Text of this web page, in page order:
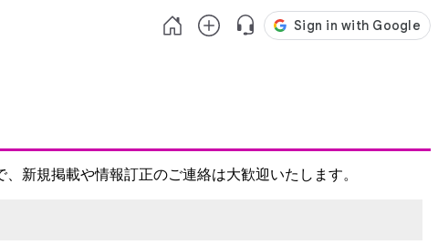
新規掲載や情報訂正のご連絡は大歓迎いたします。